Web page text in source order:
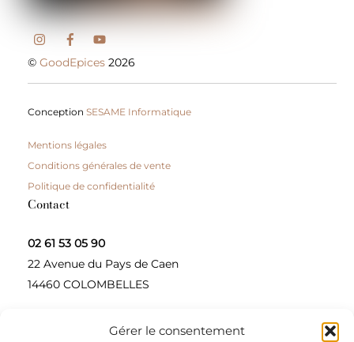
Gérer le consentement
©GoodEpices 2026
ConceptionSESAME Informatique
Mentions légales
Conditions générales de vente
Politique de confidentialité
Contact
02 61 53 05 90
22 Avenue du Pays de Caen
14460 COLOMBELLES
Contactez-nous